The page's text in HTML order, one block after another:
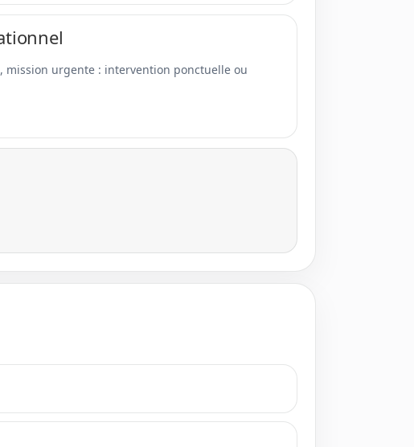
mission urgente : intervention ponctuelle ou